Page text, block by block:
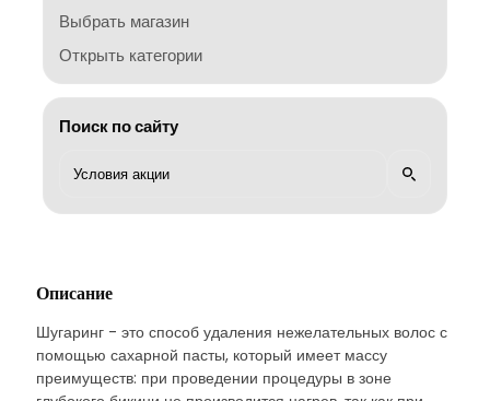
Выбрать магазин
Открыть категории
Поиск по сайту
Описание
Шугаринг - это способ удаления нежелательных волос с
помощью сахарной пасты, который имеет массу
преимуществ: при проведении процедуры в зоне